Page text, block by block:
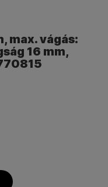
max. vágás:
16 mm,